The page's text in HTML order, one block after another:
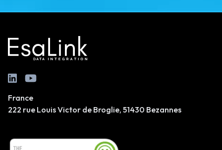
France
222 rue Louis Victor de Broglie, 51430 Bezannes